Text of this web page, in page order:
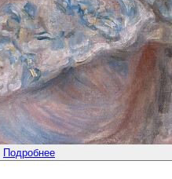
Подробнее